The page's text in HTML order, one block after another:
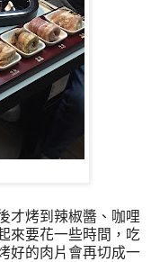
才烤到辣椒醬、咖哩
來要花一些時間，吃
好的肉片會再切成一